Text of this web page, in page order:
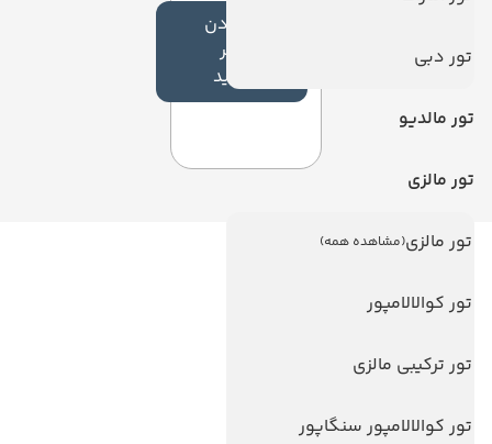
تور دبی
تور مالدیو
تور مالزی
تور مالزی(مشاهده همه)
تور کوالالامپور
تور ترکیبی مالزی
تور کوالالامپور سنگاپور
افزودن
نظر
جدید
ویزا
ویزا کانادا
تماس با ما